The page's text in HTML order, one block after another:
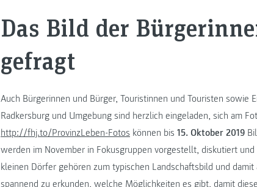
Das Bild der
gefragt
Auch Bürgerinnen und Bürger, Touristinnen und Touristen sowie
Radkersburg und Umgebung sind herzlich eingeladen, sich am
http://fhj.to/ProvinzLeben-Fotos können bis 15. Oktober 2019
werden im November in Fokusgruppen vorgestellt, diskutiert
kleinen Dörfer gehören zum typischen Landschaftsbild und
spannend zu erkunden, welche Möglichkeiten es gibt, damit